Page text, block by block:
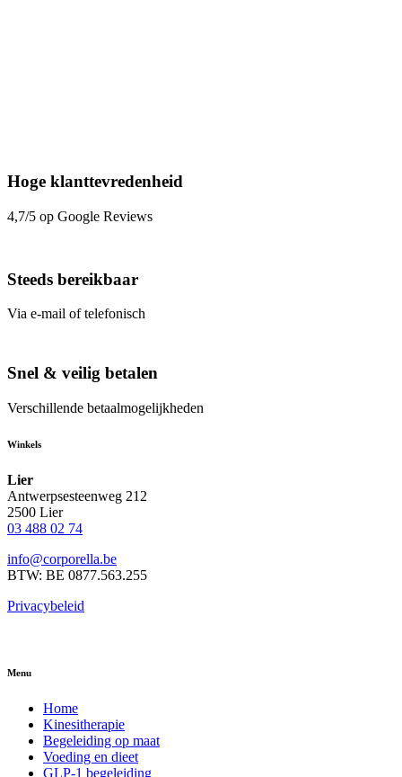
Hoge klanttevredenheid
4,7/5 op Google Reviews
Steeds bereikbaar
Via e-mail of telefonisch
Snel & veilig betalen
Verschillende betaalmogelijkheden
Winkels
Lier
Antwerpsesteenweg 212
2500 Lier
03 488 02 74
info@corporella.be
BTW: BE 0877.563.255
Privacybeleid
Menu
Home
Kinesitherapie
Begeleiding op maat
Voeding en dieet
GLP-1 begeleiding